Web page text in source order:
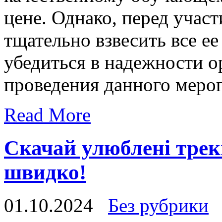
цене. Однако, перед
тщательно взвесить все
убедиться в надежности
проведения данного
Read More
Скачай улюблені
швидко!
01.10.2024 Без рубрики